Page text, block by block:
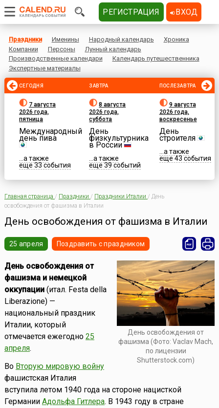
Праздники Именины Народный календарь
Хроника
Компании
Персоны
Лунный календарь
Производственные календари
Календарь путешественника
Экспертные материалы
СЕГОДНЯ
7 августа
2026 года,
пятница
Международный
день пива
...а также
еще 33 события
ЗАВТРА
8 августа
2026 года,
суббота
День
физкультурника
в России
...а также
еще 39 событий
ПОСЛЕЗАВТРА
9 августа
2026 года,
воскресенье
День
строителя
...а также
еще 43 события
Главная страница / Праздники / Праздники Италии / День
освобождения от фашизма в Италии
День освобождения от фашизма в Италии
25 апреля Поздравить с праздником
День освобождения от
фашизма (Фото: Vaclav Mach,
по лицензии
Shutterstock.com)
День освобождения от
фашизма и немецкой
оккупации(итал. Festa della
Liberazione) —
национальный праздник
Италии, который
отмечается ежегодно 25
апреля.
Во Вторую мировую войну
фашистская Италия
вступила летом 1940 года на стороне нацисткой
Германии Адольфа Гитлера. В 1943 году в стране
РЕГИСТРАЦИЯ ВХОД